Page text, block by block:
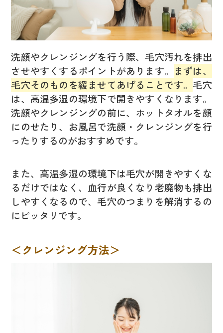
洗顔やクレンジングを行う際、毛穴汚れを排出
させやすくするポイントがあります。 まずは、
毛穴そのものを緩ませてあげることです。 毛穴
は、高温多湿の環境下で開きやすくなります。
洗顔やクレンジングの前に、ホットタオルを顔
にのせたり、お風呂で洗顔・クレンジングを行
ったりするのがおすすめです。
また、高温多湿の環境下は毛穴が開きやすくな
るだけではなく、血行が良くなり老廃物も排出
しやすくなるので、毛穴のつまりを解消するの
にピッタリです。
＜クレンジング方法＞